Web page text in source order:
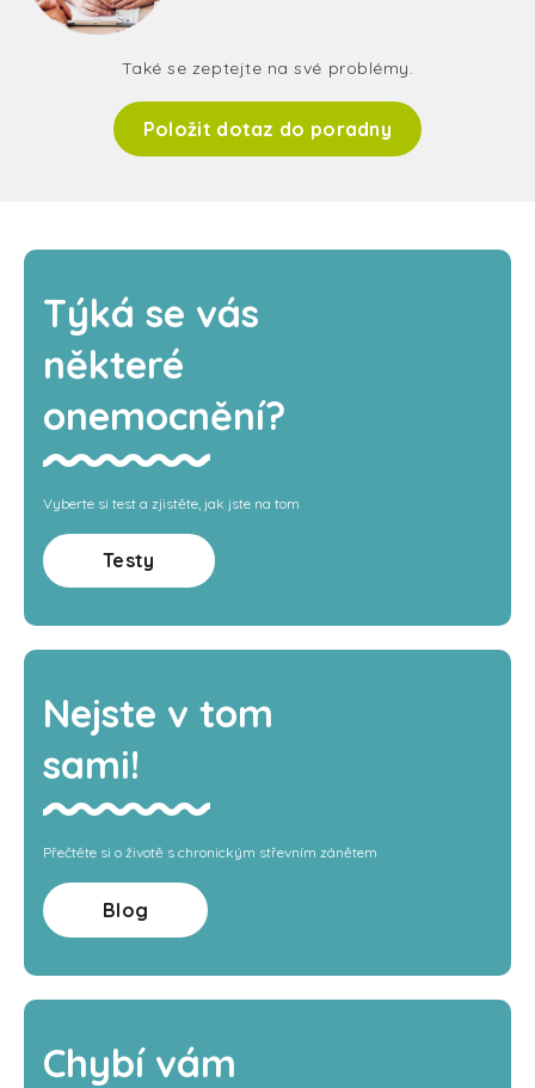
Také se zeptejte na své problémy.
Položit dotaz do poradny
Týká se vás
některé
onemocnění?
Vyberte si test a zjistěte, jak jste na tom
Testy
Nejste v tom
sami!
Přečtěte si o životě s chronickým střevním zánětem
Blog
Chybí vám